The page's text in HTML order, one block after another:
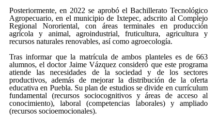
Posteriormente, en 2022 se aprobó el Bachillerato Tecnológico
Agropecuario, en el municipio de Ixtepec, adscrito al Complejo
Regional Nororiental, con áreas terminales en producción
agrícola y animal, agroindustrial, fruticultura, agricultura y
recursos naturales renovables, así como agroecología.
Tras informar que la matrícula de ambos planteles es de 663
alumnos, el doctor Jaime Vázquez consideró que este programa
atiende las necesidades de la sociedad y de los sectores
productivos, además de mejorar la distribución de la oferta
educativa en Puebla. Su plan de estudios se divide en currículum
fundamental (recursos sociocognitivos y áreas de acceso al
conocimiento), laboral (competencias laborales) y ampliado
(recursos socioemocionales).